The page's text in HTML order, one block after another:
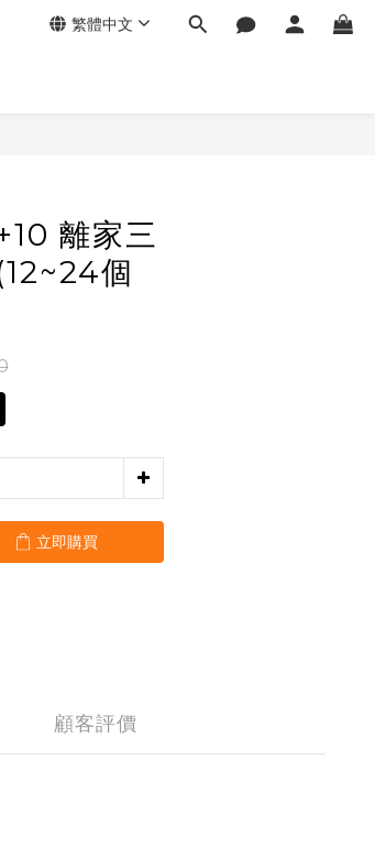
繁體中文
離家三
個
立即購買
顧客評價